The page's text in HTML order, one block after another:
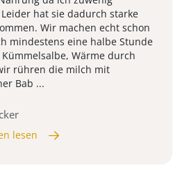
hat sie dadurch starke
Wir machen echt schon
mindestens eine halbe Stunde
Wärme durch
rühren die milch mit
Bab ...
lesen